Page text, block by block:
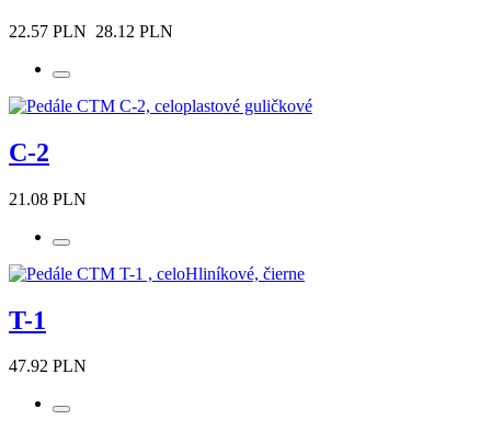
22.57 PLN 28.12 PLN
C-2
21.08 PLN
T-1
47.92 PLN